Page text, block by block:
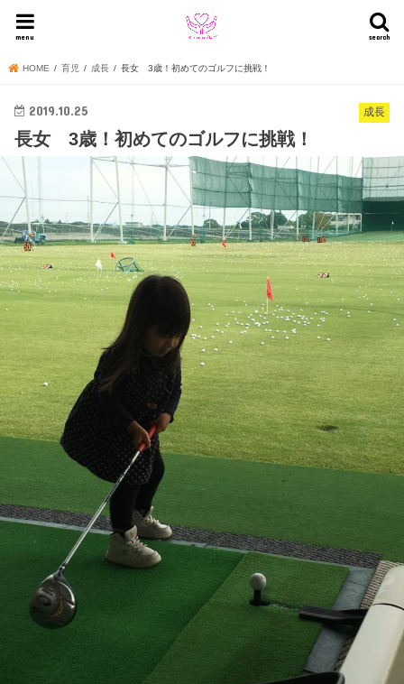
search
menu
HOME 育児 成長 長女 3歳！初めてのゴルフに挑戦！
成長
2019.10.25
長女 3歳！初めてのゴルフに挑戦！